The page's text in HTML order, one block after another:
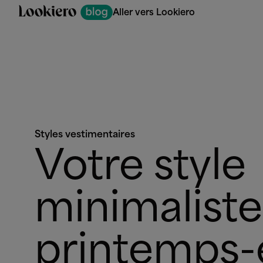
Aller vers Lookiero
Styles vestimentaires
Votre style
minimaliste